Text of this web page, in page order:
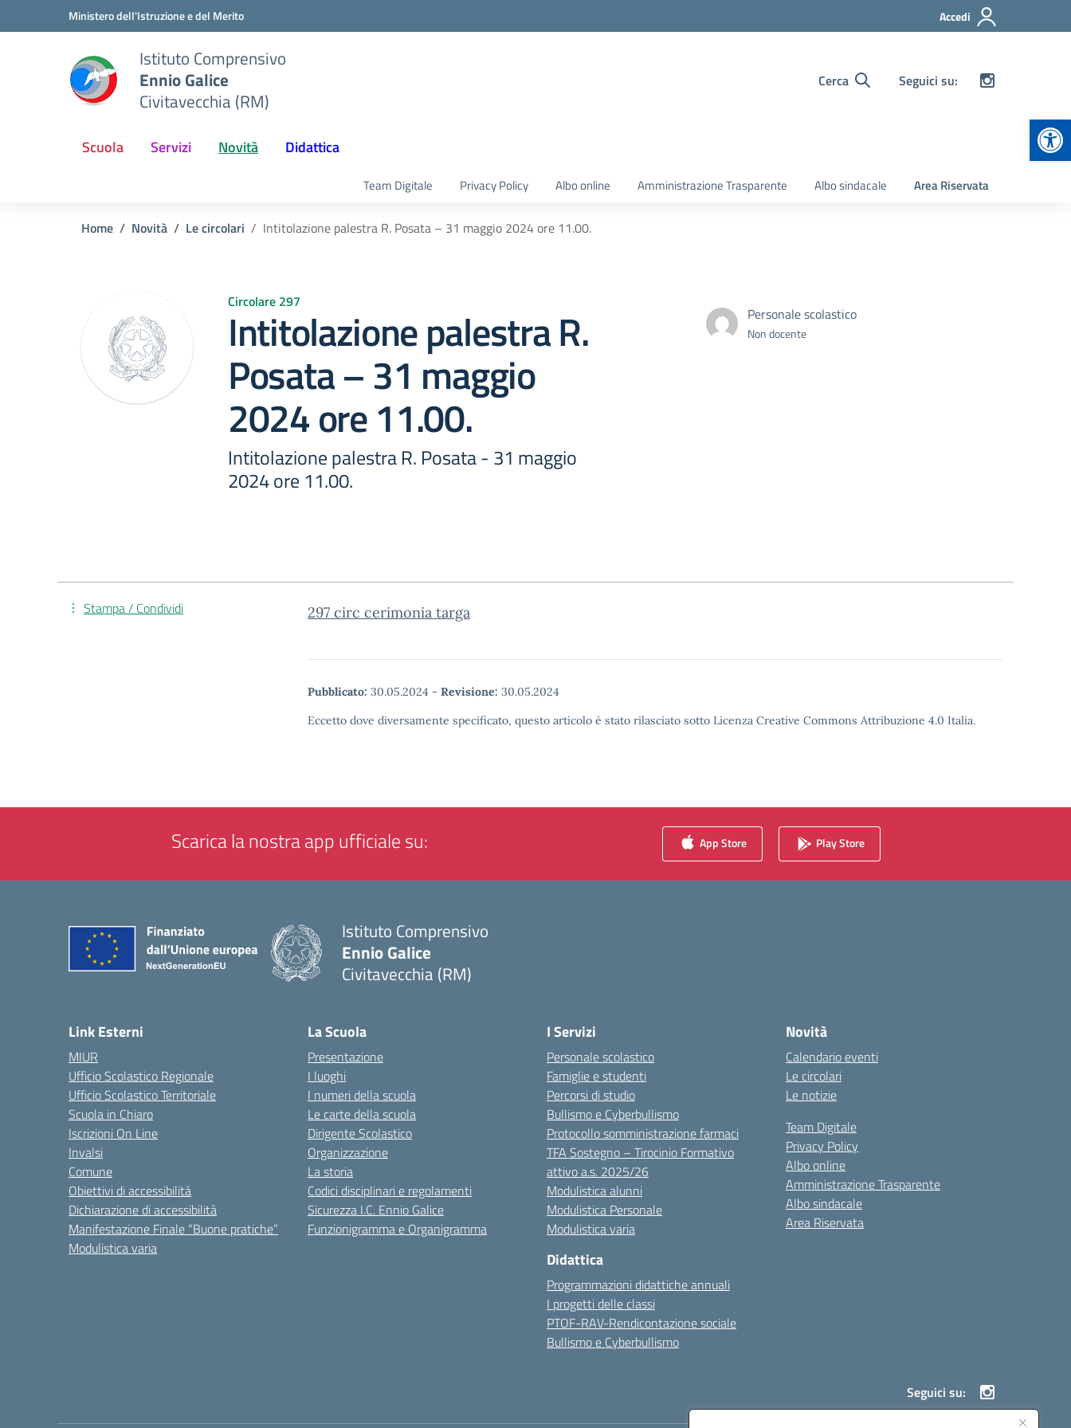
Vai ai contenuti
Vai al menu di navigazioneMinistero dell'Istruzione e del Merito Accedi
Istituto Comprensivo
Ennio Galice
Civitavecchia (RM)
Cerca Seguici su:
Scuola Servizi Novità Didattica
Team Digitale Privacy Policy Albo online Amministrazione Trasparente Albo sindacale Area Riservata
Home Novità Le circolari Intitolazione palestra R. Posata – 31 maggio 2024 ore 11.00.
Circolare 297
Intitolazione palestra R.
Posata – 31 maggio
2024 ore 11.00.
Intitolazione palestra R. Posata - 31 maggio
2024 ore 11.00.
Personale scolastico
Non docente
297 circ cerimonia targa
Pubblicato: 30.05.2024 - Revisione: 30.05.2024
Eccetto dove diversamente specificato, questo articolo è stato rilasciato sotto Licenza Creative Commons Attribuzione 4.0 Italia.
Stampa / Condividi
Scarica la nostra app ufficiale su: App Store Play Store
Istituto Comprensivo
Ennio Galice
Civitavecchia (RM)
Link Esterni
MIUR
Ufficio Scolastico Regionale
Ufficio Scolastico Territoriale
Scuola in Chiaro
Iscrizioni On Line
Invalsi
Comune
Obiettivi di accessibilità
Dichiarazione di accessibilità
Manifestazione Finale “Buone pratiche”
Modulistica varia
La Scuola
Presentazione
I luoghi
I numeri della scuola
Le carte della scuola
Dirigente Scolastico
Organizzazione
La storia
Codici disciplinari e regolamenti
Sicurezza I.C. Ennio Galice
Funzionigramma e Organigramma
I Servizi
Personale scolastico
Famiglie e studenti
Percorsi di studio
Bullismo e Cyberbullismo
Protocollo somministrazione farmaci
TFA Sostegno – Tirocinio Formativo
attivo a.s. 2025/26
Modulistica alunni
Modulistica Personale
Modulistica varia
Didattica
Programmazioni didattiche annuali
I progetti delle classi
PTOF-RAV-Rendicontazione sociale
Bullismo e Cyberbullismo
Novità
Calendario eventi
Le circolari
Le notizie
Team Digitale
Privacy Policy
Albo online
Amministrazione Trasparente
Albo sindacale
Area Riservata
Seguici su: